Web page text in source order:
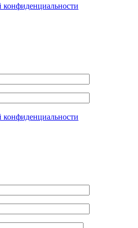
конфиденциальности
конфиденциальности